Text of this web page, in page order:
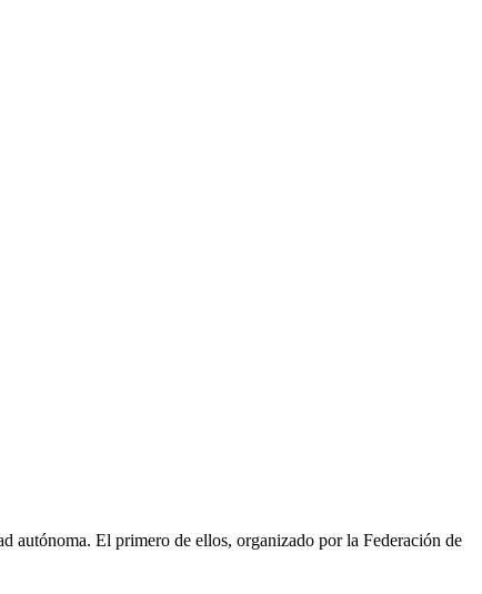
autónoma. El primero de ellos, organizado por la Federación de